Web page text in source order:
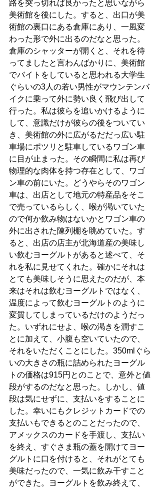
路を突っ切れば良かったと思いながら
美術館を後にした。すると、出口が美
術館の裏口にある倉庫にあり、一風変
わった形で外に出るのだなと思った。
倉庫のシャッターが開くと、それを待
ってましたと言わんばかりに、美術館
でバイトをしていると思われる大学生
ぐらいの3人の若い男性がマウンテンバ
イクに乗って外に勢い良く飛び出して
行った。私は彼らを追いかけるように
して、意識だけが彼らの後をついてい
き、美術館の外に広がるだだっ広い駐
車場にポツリと駐車しているワゴン車
に目が止まった。その瞬間に私は再び
物理的な肉体を持つ存在として、ワゴ
ン車の前にいた。どうやらそのワゴン
車は、出店として地元の特産品をそこ
で売っているらしく、喉が渇いていた
ので何か飲み物はないかとワゴン車の
外に出された陳列棚を眺めていた。す
ると、出店の店主が北海道産の美味し
い飲むヨーグルトがあると述べて、そ
れを私に見せてくれた。確かにそれは
とても美味しそうに思えたのだが、本
来はそれは飲むヨーグルトではなく、
温度によって飲むヨーグルトのように
変質してしまっているだけのようだっ
た。いずれにせよ、喉の渇きを潤すこ
とに加えて、小腹も空いていたので、
それをいただくことにした。350mlぐら
いの大きさの瓶に詰められたヨーグル
トの価格は915円とのことで、意外と値
段がするのだなと思った。しかし、値
段は気にせずに、支払いをすることに
した。幸いにもクレジットカードでの
支払いもできるとのことだったので、
アメックスのカードを手渡し、支払い
を終え、すぐさま瓶の蓋を開けてヨー
グルトに口を付けると、それがとても
美味だったので、一気に飲み干すこと
ができた。ヨーグルトを飲み終えて、